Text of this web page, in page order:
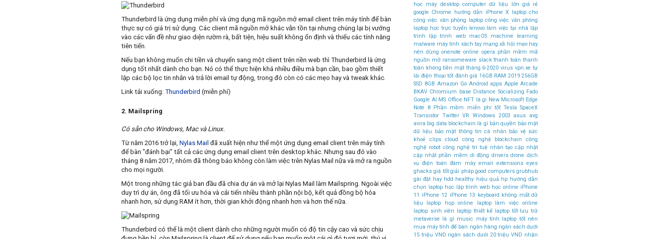
Thunderbird là ứng dụng miễn phí và ứng dụng mã nguồn mở email client trên máy tính để bàn
thực sự có giá trị sử dụng. Các client mã nguồn mở khác vẫn tồn tại nhưng chúng lại bị vướng
vào các vấn đề như giao diện rườm rà, bất tiện, hiệu suất không ổn định và thiếu các tính năng
tiên tiến.
Nếu bạn không muốn chi tiền và chuyển sang một client trên nền web thì Thunderbird là ứng
dụng tốt nhất dành cho bạn. Nó có thể thực hiện khá nhiều điều mà bạn cần, bao gồm thiết
lập các bộ lọc tin nhắn và trả lời email tự động, trong đó còn có các mẹo hay và tweak khác.
Link tải xuống: Thunderbird (miễn phí)
2. Mailspring
Có sẵn cho Windows, Mac và Linux.
Từ năm 2016 trở lại, Nylas Mail đã xuất hiện như thể một ứng dụng email client trên máy tính
để bàn "đánh bại" tất cả các ứng dụng email client trên desktop khác. Nhưng sau đó vào
tháng 8 năm 2017, nhóm đã thông báo không còn làm việc trên Nylas Mail nữa và mở ra nguồn
cho mọi người.
Một trong những tác giả ban đầu đã chia dự án và mở lại Nylas Mail làm Mailspring. Ngoài việc
duy trì dự án, ông đã tối ưu hóa và cải tiến nhiều thành phần nội bộ, kết quả đồng bộ hóa
nhanh hơn, sử dụng RAM ít hơn, thời gian khởi động nhanh hơn và hơn thế nữa.
Thunderbird có thể là một client dành cho những người muốn có độ tin cậy cao và sức chịu
học máy desktop computer dữ liệu lớn giá rẻ
google Chrome
hướng dẫn iPhone X laptop cho
công việc văn phòng laptop công việc văn phòng
laptop học trực tuyến lenovo làm việc tại nhà lập
trình
lập trình web macOS
machine learning
malware máy tính xách tay mạng xã hội mẹo hay
nên dùng onenote online opera phần mềm mã
nguồn mở ransomeware slack thanh toán thanh
toán không tiền mặt tháng 6-2020 virus vpn xe tự
lái điện thoại tốt đánh giá 16GB RAM 2019 256GB
SSD 8GB Amazon Go Android apps Apple Arcade
BKAV Chromium base Distance Socializing Fado
Google AI MS Office NFT là gì New Microsoft Edge
Note 8 Phần mềm miễn phí tốt Tesla SpaceX
Transistor Twitter VR Windows 2003 asus avg
avira big data blockchain là gì bản quyền bảo mật
dữ liệu
bảo mật thông tin cá nhân bảo vệ sức
khoẻ
clips cloud công nghệ blockchain
công
nghệ robot công nghệ trí tuệ nhân tạo cập nhật
cập nhật phần mềm di động drivers drone dịch
vụ điện toán đám mây email extensions eyes
ghacks giá tốt giải pháp good computers grubhub
gài đặt hay hdd healthy hiệu quả hp hướng dẫn
chọn laptop học lập trình web học online iPhone
11
iPhone 12 iPhone 13 keyboard không mất dữ
liệu
laptop họp online
laptop làm việc online
laptop sinh viên laptop thiết kế laptop tốt lưu trữ
metaverse là gì music
máy tính laptop tốt nên
mua máy tính để bàn ngân hàng ngân sách dưới
15 triệu VND ngân sách dưới 20 triệu VND nhận